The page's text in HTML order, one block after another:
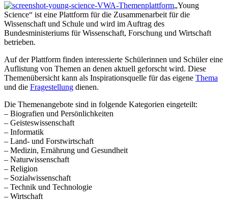
„Young
Science“ ist eine Plattform für die Zusammenarbeit für die
Wissenschaft und Schule und wird im Auftrag des
Bundesministeriums für Wissenschaft, Forschung und Wirtschaft
betrieben.
Auf der Plattform finden interessierte Schülerinnen und Schüler eine
Auflistung von Themen an denen aktuell geforscht wird. Diese
Themenübersicht kann als Inspirationsquelle für das eigene Thema
und die Fragestellung dienen.
Die Themenangebote sind in folgende Kategorien eingeteilt:
– Biografien und Persönlichkeiten
– Geisteswissenschaft
– Informatik
– Land- und Forstwirtschaft
– Medizin, Ernährung und Gesundheit
– Naturwissenschaft
– Religion
– Sozialwissenschaft
– Technik und Technologie
– Wirtschaft